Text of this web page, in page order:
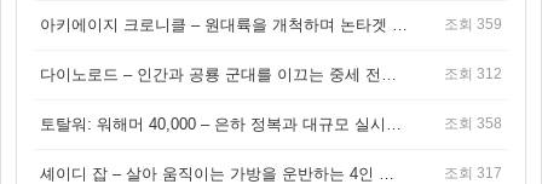
조회 359
조회 312
조회 358
조회 317